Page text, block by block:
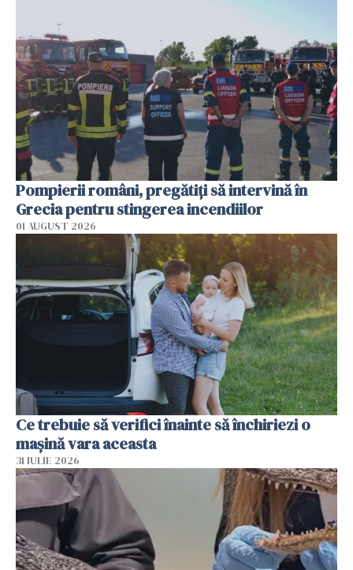
Pompierii români, pregătiţi să intervină în
Grecia pentru stingerea incendiilor
01 AUGUST 2026
Ce trebuie să verifici înainte să închiriezi o
mașină vara aceasta
31 IULIE 2026